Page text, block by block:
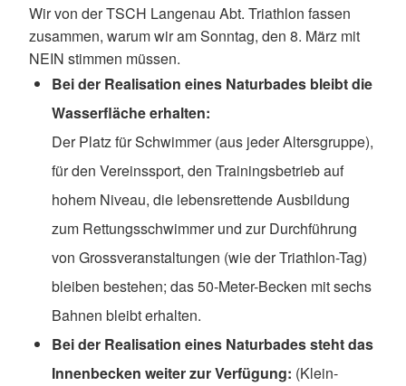
Wir von der TSCH Langenau Abt. Triathlon fassen
zusammen, warum wir am Sonntag, den 8. März mit
NEIN stimmen müssen.
Bei der Realisation eines Naturbades bleibt die
Wasserfläche erhalten:
Der Platz für Schwimmer (aus jeder Altersgruppe),
für den Vereinssport, den Trainingsbetrieb auf
hohem Niveau, die lebensrettende Ausbildung
zum Rettungsschwimmer und zur Durchführung
von Grossveranstaltungen (wie der Triathlon-Tag)
bleiben bestehen; das 50-Meter-Becken mit sechs
Bahnen bleibt erhalten.
Bei der Realisation eines Naturbades steht das
Innenbecken weiter zur Verfügung: (Klein-